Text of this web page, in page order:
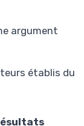
argument
établis du